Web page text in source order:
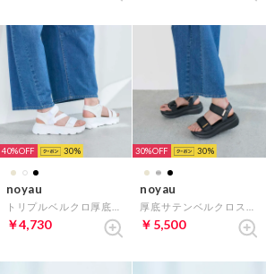
40% 30
noyau
￥4,730
30% 30
noyau
￥5,500